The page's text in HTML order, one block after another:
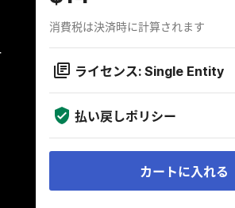
消費税は決済時に計算されます
ライセンス: Single Entity
払い戻しポリシー
カートに入れる